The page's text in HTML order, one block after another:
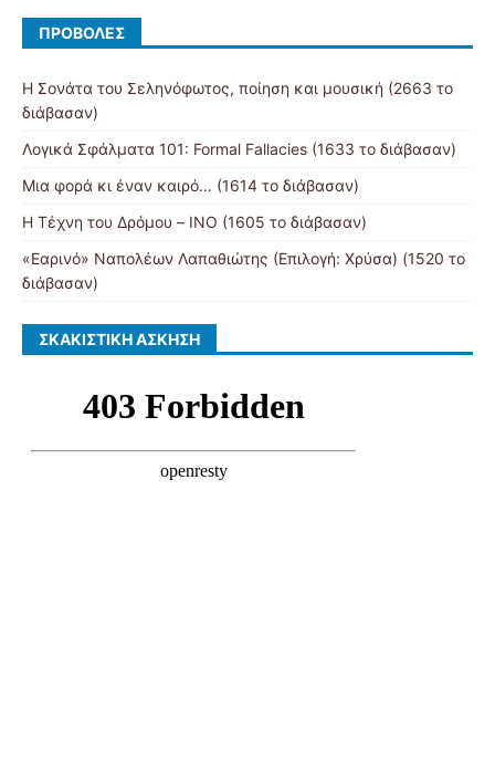
ΠΡΟΒΟΛΈΣ
Η Σονάτα του Σεληνόφωτος, ποίηση και μουσική (2663 το
διάβασαν)
Λογικά Σφάλματα 101: Formal Fallacies (1633 το διάβασαν)
Μια φορά κι έναν καιρό… (1614 το διάβασαν)
Η Τέχνη του Δρόμου – ΙΝΟ (1605 το διάβασαν)
«Εαρινό» Ναπολέων Λαπαθιώτης (Επιλογή: Χρύσα) (1520 το
διάβασαν)
ΣΚΑΚΙΣΤΙΚΉ ΆΣΚΗΣΗ